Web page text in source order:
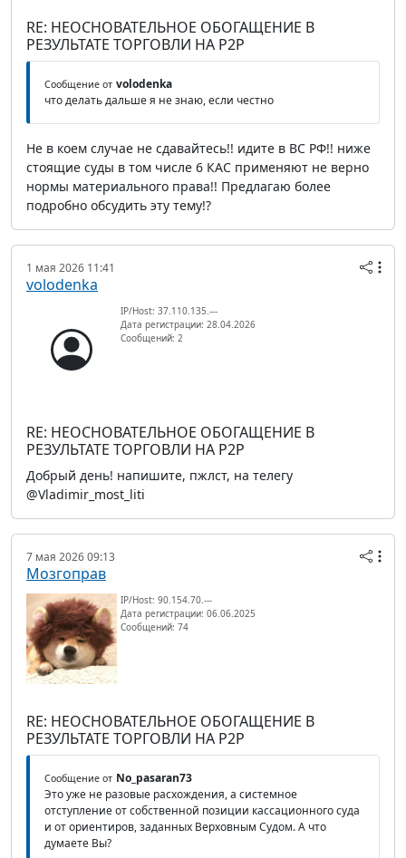
RE: НЕОСНОВАТЕЛЬНОЕ ОБОГАЩЕНИЕ В
РЕЗУЛЬТАТЕ ТОРГОВЛИ НА P2P
Сообщение от volodenka
что делать дальше я не знаю, если честно
Не в коем случае не сдавайтесь!! идите в ВС РФ!! ниже
стоящие суды в том числе 6 КАС применяют не верно
нормы материального права!! Предлагаю более
подробно обсудить эту тему!?
1 мая 2026 11:41
volodenka
IP/Host: 37.110.135.---
Дата регистрации: 28.04.2026
Сообщений: 2
RE: НЕОСНОВАТЕЛЬНОЕ ОБОГАЩЕНИЕ В
РЕЗУЛЬТАТЕ ТОРГОВЛИ НА P2P
Добрый день! напишите, пжлст, на телегу
@Vladimir_most_liti
7 мая 2026 09:13
Мозгоправ
IP/Host: 90.154.70.---
Дата регистрации: 06.06.2025
Сообщений: 74
RE: НЕОСНОВАТЕЛЬНОЕ ОБОГАЩЕНИЕ В
РЕЗУЛЬТАТЕ ТОРГОВЛИ НА P2P
Сообщение от No_pasaran73
Это уже не разовые расхождения, а системное
отступление от собственной позиции кассационного суда
и от ориентиров, заданных Верховным Судом. А что
думаете Вы?